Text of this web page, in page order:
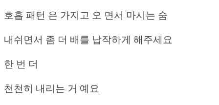
호흡 패턴 은 가지고 오 면서 마시는 숨
내쉬면서 좀 더 배를 납작하게 해주세요
한 번 더
천천히 내리는 거 예요